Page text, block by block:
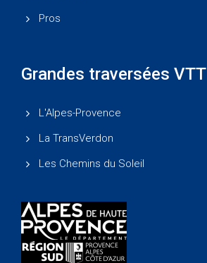
Pros
Grandes traversées VTT
L'Alpes-Provence
La TransVerdon
Les Chemins du Soleil